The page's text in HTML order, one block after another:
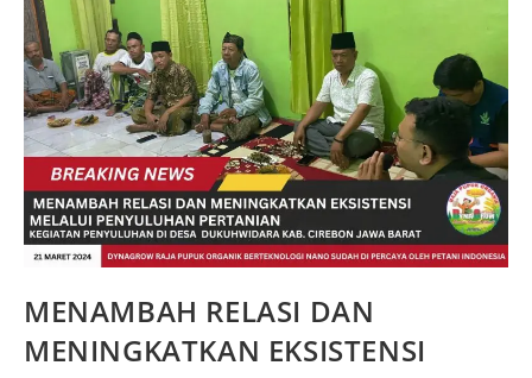
MENAMBAH RELASI DAN
MENINGKATKAN EKSISTENSI